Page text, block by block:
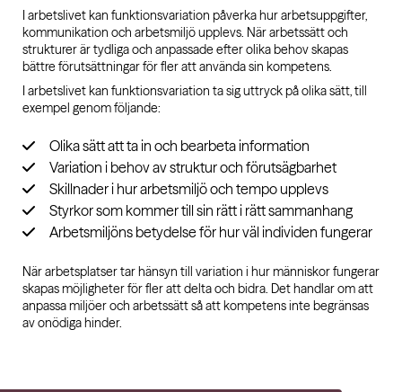
I arbetslivet kan funktionsvariation påverka hur arbetsuppgifter,
kommunikation och arbetsmiljö upplevs. När arbetssätt och
strukturer är tydliga och anpassade efter olika behov skapas
bättre förutsättningar för fler att använda sin kompetens.
I arbetslivet kan funktionsvariation ta sig uttryck på olika sätt, till
exempel genom följande:
Olika sätt att ta in och bearbeta information
Variation i behov av struktur och förutsägbarhet
Skillnader i hur arbetsmiljö och tempo upplevs
Styrkor som kommer till sin rätt i rätt sammanhang
Arbetsmiljöns betydelse för hur väl individen fungerar
När arbetsplatser tar hänsyn till variation i hur människor fungerar
skapas möjligheter för fler att delta och bidra. Det handlar om att
anpassa miljöer och arbetssätt så att kompetens inte begränsas
av onödiga hinder.